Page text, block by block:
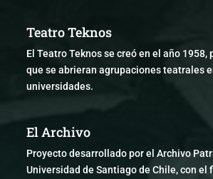
Teatro Teknos
El Teatro Teknos se creó en el año 1958,
que se abrieran agrupaciones teatrales
universidades.
El Archivo
Proyecto desarrollado por el Archivo
Universidad de Santiago de Chile, con el